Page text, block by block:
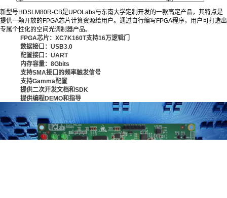
新型号HDSLM80R-CB是UPOLabs与东南大学定制开发的一款高定产品，其特点是
提供一颗开放的FPGA芯片计算资源给用户。通过自行编写FPGA程序，用户可打造出
专属个性化的空间光调制器产品。
FPGA芯片：XC7K160T支持16万逻辑门
数据接口：USB3.0
配置接口：UART
内存容量：8Gbits
支持SMA接口的频率触发信号
支持Gamma配置
提供二次开发文档和SDK
提供编程DEMO和指导